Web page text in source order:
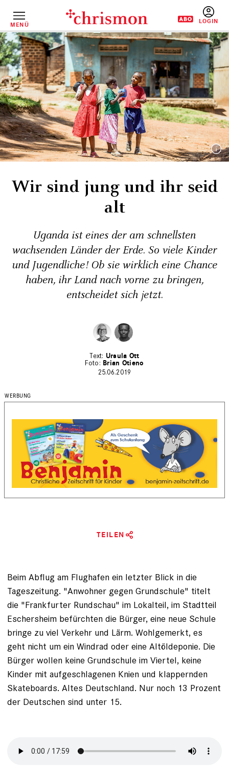
InhaltMENÜ
Wir sind jung und ihr seid
alt
Uganda ist eines der am schnellsten
wachsenden Länder der Erde. So viele Kinder
und Jugendliche! Ob sie wirklich eine Chance
haben, ihr Land nach vorne zu bringen,
entscheidet sich jetzt.
Ursula Ott
Brian Otieno
25.06.2019
TEILEN
Beim Abflug am Flug­hafen ein letzter Blick in die
Tageszeitung. "Anwohner gegen Grundschule" titelt
die "Frankfurter Rundschau" im Lokal­teil, im Stadtteil
Eschersheim befürchten die Bürger, eine neue Schule
bringe zu viel Verkehr und Lärm. Wohlgemerkt, es
geht nicht um ein Windrad oder eine Altöldeponie. Die
Bürger wollen keine Grundschule im Viertel, keine
Kinder mit aufgeschlagenen Knien und klappernden
Skateboards. Altes Deutschland. Nur noch 13 Prozent
der Deutschen sind unter 15.